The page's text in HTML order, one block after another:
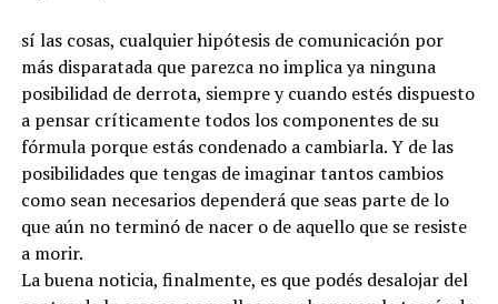
sí las cosas, cualquier hipótesis de comunicación por
más disparatada que parezca no implica ya ninguna
posibilidad de derrota, siempre y cuando estés dispuesto
a pensar críticamente todos los componentes de su
fórmula porque estás condenado a cambiarla. Y de las
posibilidades que tengas de imaginar tantos cambios
como sean necesarios dependerá que seas parte de lo
que aún no terminó de nacer o de aquello que se resiste
a morir.
La buena noticia, finalmente, es que podés desalojar del